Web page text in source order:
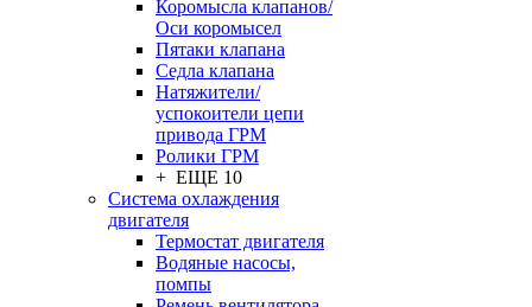
Коромысла клапанов/
Оси коромысел
Пятаки клапана
Седла клапана
Натяжители/
успокоители цепи
привода ГРМ
Ролики ГРМ
+ ЕЩЕ 10
Система охлаждения
двигателя
Термостат двигателя
Водяные насосы,
помпы